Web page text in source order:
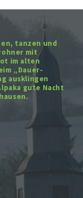
tanzen und
mit
im alten
„Dauer-
ausklingen
gute Nacht